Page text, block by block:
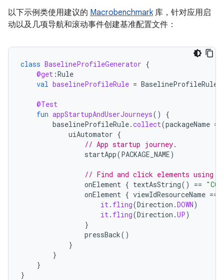
以下示例类使用建议的 Macrobenchmark库，针对应用启
动以及几项导航和滚动事件创建基准配置文件：
class BaselineProfileGenerator {
@get :Rule
val baselineProfileRule = BaselineProfileRule
@Test
fun appStartupAndUserJourneys()
{
baselineProfileRule.collect(packageName =
uiAutomator {
// App startup journey.
startApp(PACKAGE_NAME)
// Find and click elements using
onElement { textAsString() ==
onElement { viewIdResourceName ==
it. fling(Direction .DOWN)
it. fling(Direction .UP)
}
pressBack()
}
}
}
}